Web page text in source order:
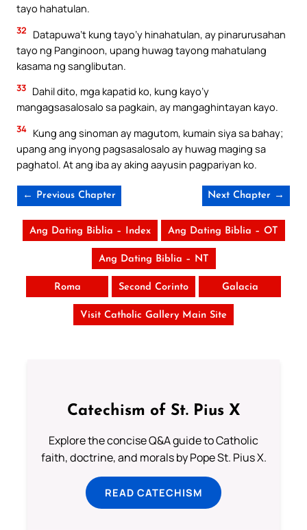
tayo hahatulan.
32
Datapuwa’t kung tayo’y hinahatulan, ay pinarurusahan
tayo ng Panginoon, upang huwag tayong mahatulang
kasama ng sanglibutan.
33 Dahil dito, mga kapatid ko, kung kayo’y
mangagsasalosalo sa pagkain, ay mangaghintayan kayo.
34 Kung ang sinoman ay magutom, kumain siya sa bahay;
upang ang inyong pagsasalosalo ay huwag maging sa
paghatol. At ang iba ay aking aayusin pagpariyan ko.
← Previous Chapter Next Chapter →
Ang Dating Biblia – Index Ang Dating Biblia – OT
Ang Dating Biblia – NT
Roma Second Corinto Galacia
Visit Catholic Gallery Main Site
Catechism of St. Pius X
Explore the concise Q&A guide to Catholic
faith, doctrine, and morals by Pope St. Pius X.
READ CATECHISM